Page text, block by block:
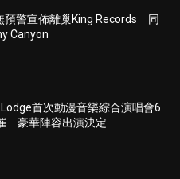
預警宣佈離巢King Records 同
Canyon
首次動漫音樂綜合演唱會6
豪華陣容出演決定